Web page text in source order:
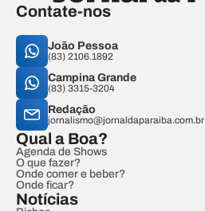
Contate-nos
João Pessoa
(83) 2106.1892
Campina Grande
(83) 3315-3204
Redação
jornalismo@jornaldaparaiba.com.br
Qual a Boa?
Agenda de Shows
O que fazer?
Onde comer e beber?
Onde ficar?
Notícias